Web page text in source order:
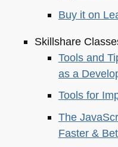
Buy it on
Skillshare
Tools and
as a
Tools for
The
Faster &